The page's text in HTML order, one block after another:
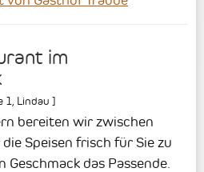
im
1 Lindau ]
bereiten wir zwischen
Speisen frisch für Sie zu
das Passende.